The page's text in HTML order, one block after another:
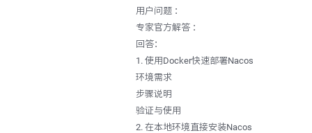
用户问题 ：
专家官方解答 ：
回答：
1. 使用Docker快速部署Nacos
环境需求
步骤说明
验证与使用
2. 在本地环境直接安装Nacos